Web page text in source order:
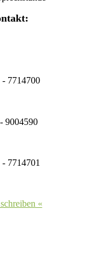
- 7714700
9004590
7714701
«